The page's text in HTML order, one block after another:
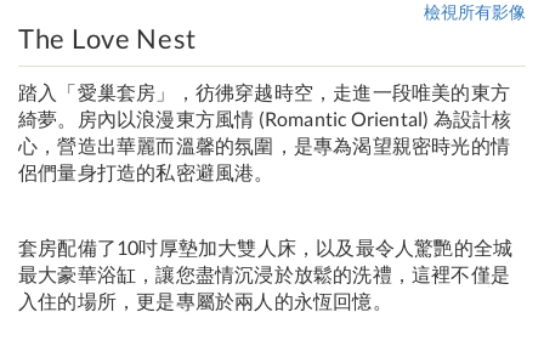
檢視所有影像
The Love Nest
踏入「愛巢套房」，彷彿穿越時空，走進一段唯美的東方
綺夢。房內以浪漫東方風情 (Romantic Oriental) 為設計核
心，營造出華麗而溫馨的氛圍，是專為渴望親密時光的情
侶們量身打造的私密避風港。
套房配備了10吋厚墊加大雙人床，以及最令人驚艷的全城
最大豪華浴缸，讓您盡情沉浸於放鬆的洗禮，這裡不僅是
入住的場所，更是專屬於兩人的永恆回憶。